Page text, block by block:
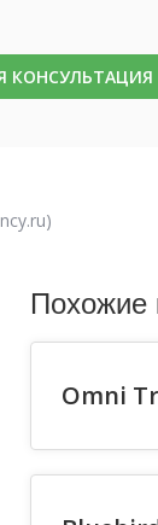
Похожие
Omni